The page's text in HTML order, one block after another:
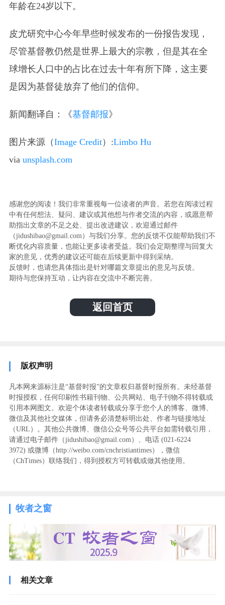
年龄在24岁以下。
皮尤研究中心今年早些时候发布的一份报告发现，
尽管基督教仍然是世界上最大的宗教，但是其在全
球增长人口中的占比在过去十年有所下降，这主要
是因为基督徒放弃了他们的信仰。
新闻翻译自：《基督邮报》
图片来源（Image Credit）:Limbo Hu
via unsplash.com
感谢您的阅读！我们非常重视每一位读者的声音。若您在阅读过程
中有任何想法、疑问、建议或其他想与作者交流的内容，或愿意帮
助指出文章的不足之处、提出改进建议，欢迎通过邮件
（jidushibao@gmail.com）与我们分享。您的反馈不仅能帮助我们不
断优化内容质量，也能让更多读者受益。我们会定期整理与回复大
家的意见，优秀的建议还可能在后续更新中得到采纳。
反馈时，也请您具体指出是针对哪篇文章提出的意见与反馈。
期待与您保持互动，让内容在交流中不断完善。
返回首页
版权声明
凡本网来源标注是“基督时报”的文章权归基督时报所有。未经基督
时报授权，任何印刷性书籍刊物、公共网站、电子刊物不得转载或
引用本网图文。欢迎个体读者转载或分享于您个人的博客、微博、
微信及其他社交媒体，但请务必清楚标明出处、作者与链接地址
（URL）。其他公共微博、微信公众号等公共平台如需转载引用，
请通过电子邮件（jidushibao@gmail.com）、电话 (021-6224
3972) ‬或微博（http://weibo.com/cnchristiantimes），微信
（ChTimes）联络我们，得到授权方可转载或做其他使用。
牧者之窗
相关文章